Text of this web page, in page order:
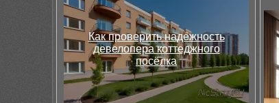
Как проверить надёжность
девелопера коттеджного
посёлка